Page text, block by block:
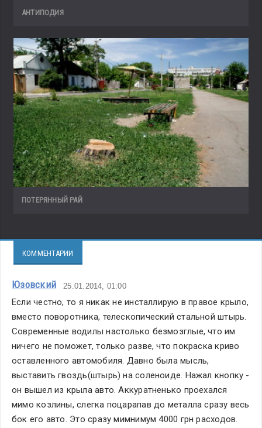
АНТИПОДИЯ
ПОТЕРЯННЫЙ РАЙ
КОММЕНТАРИИ
Юзовский 25.01.2014, 01:00
Если честно, то я никак не инсталлирую в правое крыло,
вместо поворотника, телескопический стальной штырь.
Современные водилы настолько безмозглые, что им
ничего не поможет, только разве, что покраска криво
оставленного автомобиля. Давно была мысль,
выставить гвоздь(штырь) на соленоиде. Нажал кнопку -
он вышел из крыла авто. Аккуратненько проехался
мимо козлины, слегка поцарапав до металла сразу весь
бок его авто. Это сразу мимнимум 4000 грн расходов.